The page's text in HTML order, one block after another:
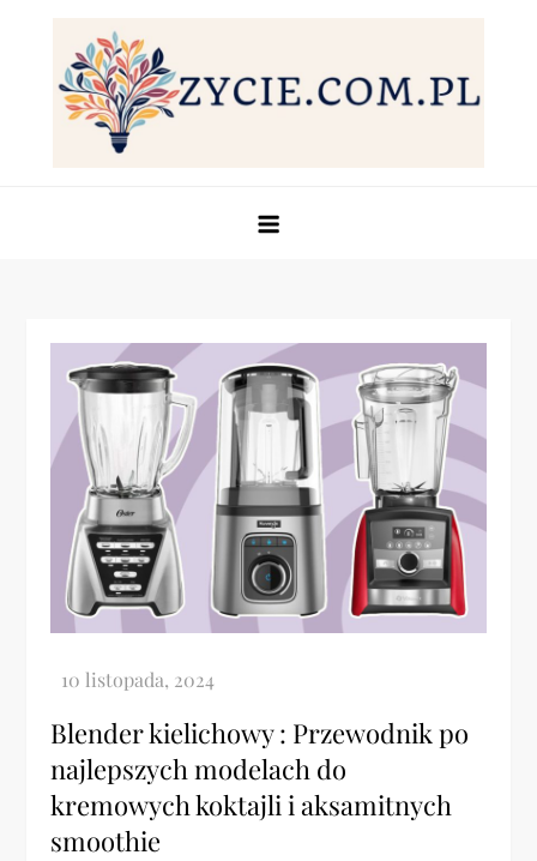
content
Blender kielichowy : Przewodnik po
najlepszych modelach do
kremowych koktajli i aksamitnych
smoothie